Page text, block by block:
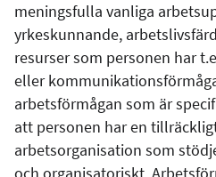
meningsfulla vanliga
yrkeskunnande,
resurser som personen har
eller
arbetsförmågan som är
att personen har en
arbetsorganisation som